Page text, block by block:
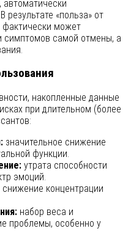
результате «польза» от
может
симптомов самой отмены, а
накопленные данные
при длительном (более
значительное снижение
функции.
утрата способности
эмоций.
снижение концентрации
набор веса и
проблемы, особенно у